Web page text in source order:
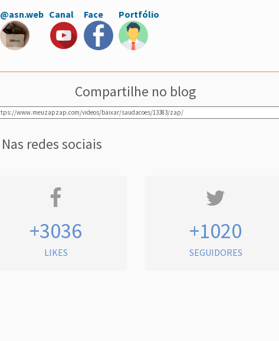
@asn.web Canal Face Portfólio
Compartilhe no blog
Nas redes sociais
+3036
LIKES
+1020
SEGUIDORES